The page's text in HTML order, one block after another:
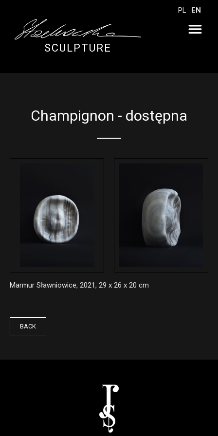
PL EN
SCULPTURE
Champignon - dostępna
Marmur Sławniowice, 2021, 29 x 26 x 20 cm
BACK